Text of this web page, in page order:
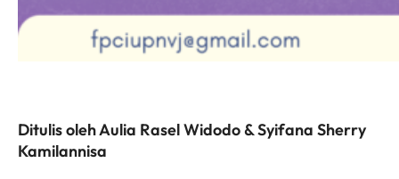
Ditulis oleh Aulia Rasel Widodo & Syifana Sherry
Kamilannisa